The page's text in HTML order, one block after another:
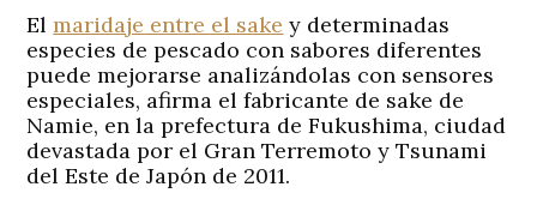
Elmaridaje entre el sake y determinadas
especies de pescado con sabores diferentes
puede mejorarse analizándolas con sensores
especiales, afirma el fabricante de sake de
Namie, en la prefectura de Fukushima, ciudad
devastada por el Gran Terremoto y Tsunami
del Este de Japón de 2011.